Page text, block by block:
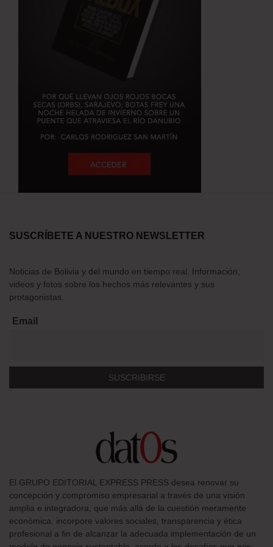
SUSCRÍBETE A NUESTRO NEWSLETTER
Noticias de Bolivia y del mundo en tiempo real. Información,
videos y fotos sobre los hechos más relevantes y sus
protagonistas.
Email
El GRUPO EDITORIAL EXPRESS PRESS desea renovar su
concepción y compromiso empresarial a través de una visión
amplia e integradora, que más allá de la cuestión meramente
económica, incorpore valores sociales, transparencia y ética
profesional a fin de alcanzar la adecuada implementación de un